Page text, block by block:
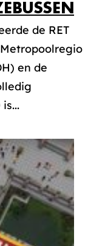
de RET
en de